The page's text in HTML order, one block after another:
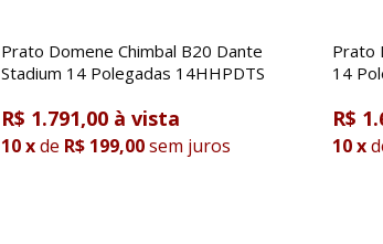
Prato Domene Chimbal B20 Dante
Stadium 14 Polegadas 14HHPDTS
R$ 1.791,00
10xde R$ 199,00sem juros
Prato
14
R$
10x